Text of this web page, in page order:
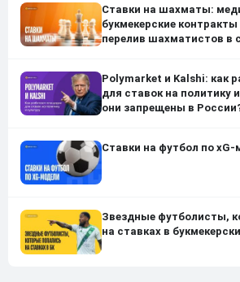
Ставки на шахматы:
букмекерские
перелив шахматистов в
Polymarket и Kalshi: как
для ставок на политику
они запрещены в
Ставки на футбол по xG-
Звездные футболисты,
на ставках в